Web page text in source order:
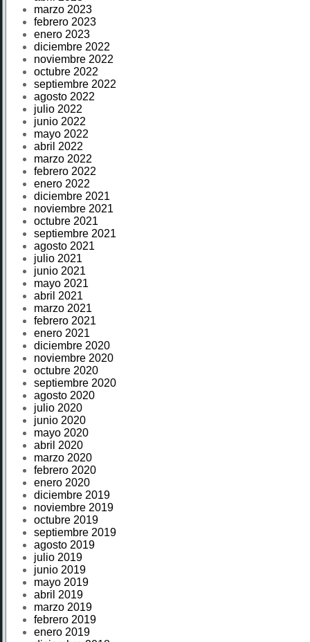
marzo 2023
febrero 2023
enero 2023
diciembre 2022
noviembre 2022
octubre 2022
septiembre 2022
agosto 2022
julio 2022
junio 2022
mayo 2022
abril 2022
marzo 2022
febrero 2022
enero 2022
diciembre 2021
noviembre 2021
octubre 2021
septiembre 2021
agosto 2021
julio 2021
junio 2021
mayo 2021
abril 2021
marzo 2021
febrero 2021
enero 2021
diciembre 2020
noviembre 2020
octubre 2020
septiembre 2020
agosto 2020
julio 2020
junio 2020
mayo 2020
abril 2020
marzo 2020
febrero 2020
enero 2020
diciembre 2019
noviembre 2019
octubre 2019
septiembre 2019
agosto 2019
julio 2019
junio 2019
mayo 2019
abril 2019
marzo 2019
febrero 2019
enero 2019